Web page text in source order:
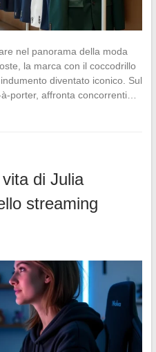
nel panorama della moda
la marca con il coccodrillo
diventato iconico. Sul
porter, affronta concorrenti…
di Julia
streaming